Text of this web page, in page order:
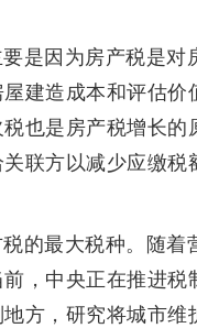
是因为房产税是对
建造成本和评估
也是房产税增长
联方以减少应缴
的最大税种。随着
，中央正在推进
方，研究将城市